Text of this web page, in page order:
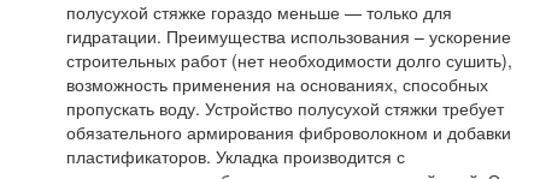
полусухой стяжке гораздо меньше — только для
гидратации. Преимущества использования – ускорение
строительных работ (нет необходимости долго сушить),
возможность применения на основаниях, способных
пропускать воду. Устройство полусухой стяжки требует
обязательного армирования фиброволокном и добавки
пластификаторов. Укладка производится с